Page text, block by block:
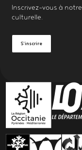
Inscrivez-vous à notre
culturelle.
S'inscrire
PARTENAIRES